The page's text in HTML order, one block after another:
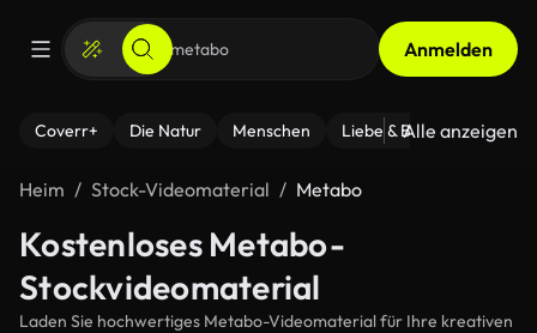
Anmelden
Coverr+ Die Natur Menschen Liebe & Beziehungen
Alle anzeigen
Heim Stock-Videomaterial Metabo
Kostenloses Metabo-
Stockvideomaterial
Laden Sie hochwertiges Metabo-Videomaterial für Ihre kreativen